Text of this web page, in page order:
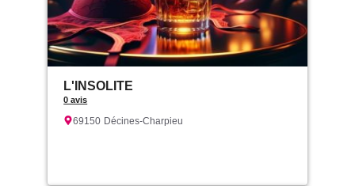
L'INSOLITE
0 avis
69150 Décines-Charpieu